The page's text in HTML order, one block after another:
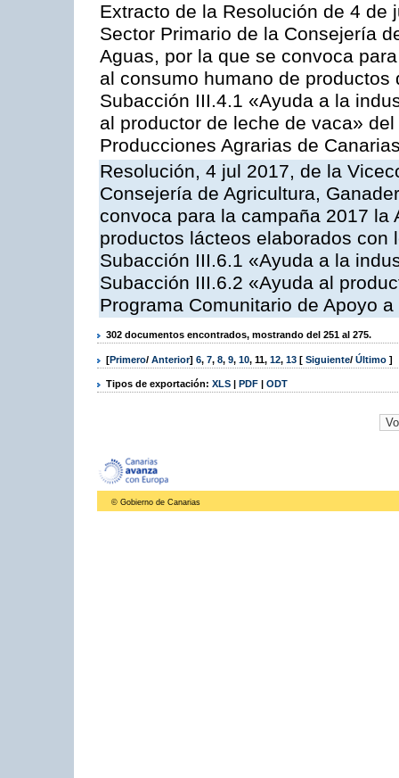
Extracto de la Resolución de 4
Sector Primario de la Consejería
Aguas, por la que se convoca
al consumo humano de
Subacción III.4.1 «Ayuda a la
al productor de leche de vaca»
Producciones Agrarias de
Resolución, 4 jul 2017, de la
Consejería de Agricultura,
convoca para la campaña 2017
productos lácteos elaborados
Subacción III.6.1 «Ayuda a la
Subacción III.6.2 «Ayuda al
Programa Comunitario de Apoyo
302 documentos encontrados, mostrando del 251 al 275.
[Primero/ Anterior] 6, 7, 8, 9, 10, 11, 12, 13 [ Siguiente/ Último ]
Tipos de exportación: XLS | PDF | ODT
© Gobierno de Canarias